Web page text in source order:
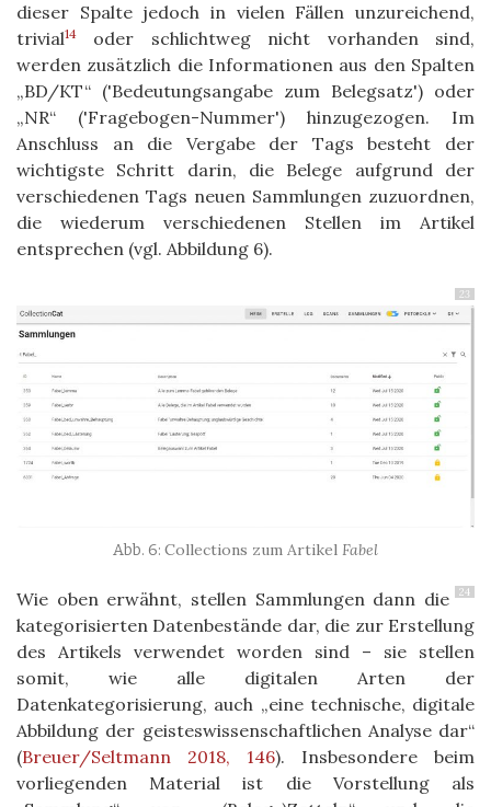
dieser Spalte jedoch in vielen Fällen unzureichend,
trivial14
oder schlichtweg nicht vorhanden sind,
werden zusätzlich die Informationen aus den Spalten
„BD/KT“ ('Bedeutungsangabe zum Belegsatz') oder
„NR“ ('Fragebogen-Nummer') hinzugezogen. Im
Anschluss an die Vergabe der Tags besteht der
wichtigste Schritt darin, die Belege aufgrund der
verschiedenen Tags neuen Sammlungen zuzuordnen,
die wiederum verschiedenen Stellen im Artikel
entsprechen (vgl. Abbildung 6).
23
Collections zum Artikel Fabel
24
Wie oben erwähnt, stellen Sammlungen dann die
kategorisierten Datenbestände dar, die zur Erstellung
des Artikels verwendet worden sind – sie stellen
somit, wie alle digitalen Arten der
Datenkategorisierung, auch „eine technische, digitale
Abbildung der geisteswissenschaftlichen Analyse dar“
(Breuer/Seltmann 2018, 146). Insbesondere beim
vorliegenden Material ist die Vorstellung als